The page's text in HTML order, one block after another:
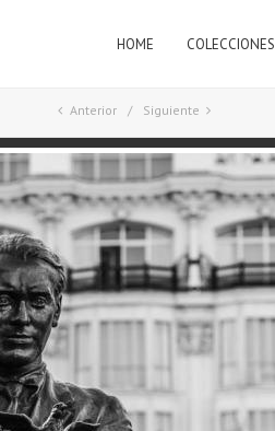
HOME COLECCIONES
Anterior Siguiente